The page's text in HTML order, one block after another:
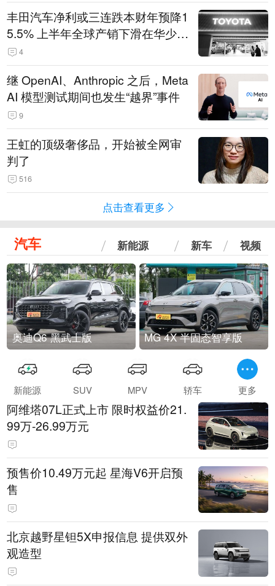
丰田汽车净利或三连跌本财年预降1
5.5% 上半年全球产销下滑在华少卖
14.3万辆
4
继 OpenAI、Anthropic 之后，Meta
AI 模型测试期间也发生“越界”事件
9
王虹的顶级奢侈品，开始被全网审
判了
516
点击查看更多
汽车 新能源 新车 视频
奥迪Q6 黑武士版 MG 4X 半固态智享版
新能源 SUV MPV 轿车 更多
阿维塔07L正式上市 限时权益价21.
99万-26.99万元
预售价10.49万元起 星海V6开启预
售
北京越野星钽5X申报信息 提供双外
观造型